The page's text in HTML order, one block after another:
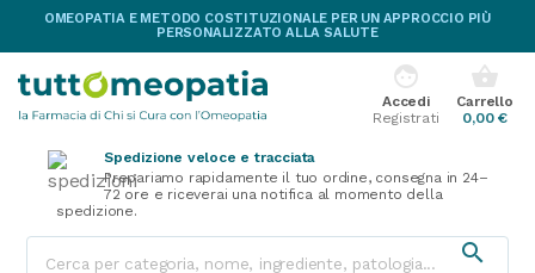
OMEOPATIA E METODO COSTITUZIONALE PER UN APPROCCIO PIÙ
PERSONALIZZATO ALLA SALUTE
shopping_basket
Carrello
0,00 €
face
Accedi
Registrati
Spedizione veloce e tracciata
Prepariamo rapidamente il tuo ordine, consegna in 24–
72 ore e riceverai una notifica al momento della
spedizione.
